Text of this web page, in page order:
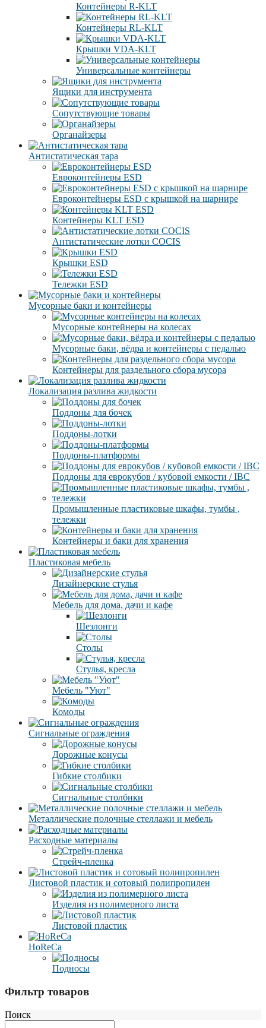
Контейнеры R-KLT
Контейнеры RL-KLT
Крышки VDA-KLT
Универсальные контейнеры
Ящики для инструмента
Сопутствующие товары
Органайзеры
Антистатическая тара
Eвроконтейнеры ЕSD
Евроконтейнеры ESD с крышкой на шарнире
Контейнеры KLT ESD
Антистатические лотки COCIS
Крышки ESD
Тележки ESD
Мусорные баки и контейнеры
Мусорные контейнеры на колесах
Мусорные баки, вёдра и контейнеры с педалью
Контейнеры для раздельного сбора мусора
Локализация разлива жидкости
Поддоны для бочек
Поддоны-лотки
Поддоны-платформы
Поддоны для еврокубов / кубовой емкости / IBC
Промышленные пластиковые шкафы, тумбы ,
тележки
Контейнеры и баки для хранения
Пластиковая мебель
Дизайнерские стулья
Мебель для дома, дачи и кафе
Шезлонги
Столы
Стулья, кресла
Мебель "Уют"
Комоды
Сигнальные ограждения
Дорожные конусы
Гибкие столбики
Сигнальные столбики
Металлические полочные стеллажи и мебель
Расходные материалы
Стрейч-пленка
Листовой пластик и сотовый полипропилен
Изделия из полимерного листа
Листовой пластик
HoReCa
Подносы
Фильтр товаров
Поиск